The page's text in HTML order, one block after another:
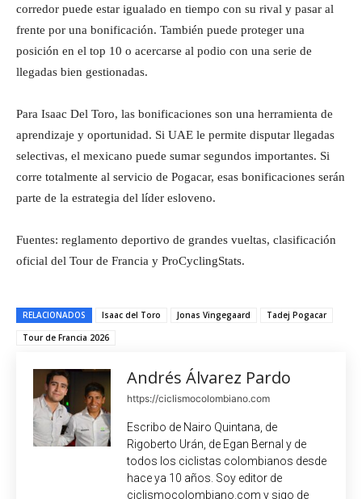
corredor puede estar igualado en tiempo con su rival y pasar al
frente por una bonificación. También puede proteger una
posición en el top 10 o acercarse al podio con una serie de
llegadas bien gestionadas.
Para Isaac Del Toro, las bonificaciones son una herramienta de
aprendizaje y oportunidad. Si UAE le permite disputar llegadas
selectivas, el mexicano puede sumar segundos importantes. Si
corre totalmente al servicio de Pogacar, esas bonificaciones serán
parte de la estrategia del líder esloveno.
Fuentes: reglamento deportivo de grandes vueltas, clasificación
oficial del Tour de Francia y ProCyclingStats.
RELACIONADOS Isaac del Toro Jonas Vingegaard
Tadej Pogacar
Tour de Francia 2026
Andrés Álvarez Pardo
https://ciclismocolombiano.com
Escribo de Nairo Quintana, de
Rigoberto Urán, de Egan Bernal y de
todos los ciclistas colombianos desde
hace ya 10 años. Soy editor de
ciclismocolombiano.com y sigo de